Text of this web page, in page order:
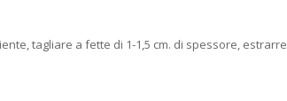
tagliare a fette di 1-1,5 cm. di spessore, estrarre